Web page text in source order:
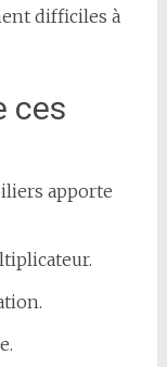
difficiles à
ces
apporte